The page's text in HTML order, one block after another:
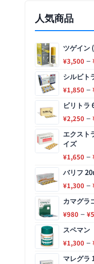
人気商品
ツゲイン
¥3,500 –
シルビト
¥1,850 –
ビリトラ
¥2,250 –
エクスト
イズ
¥1,650 –
バリフ
¥1,300 –
カマグラ
¥980 – ¥
スペマン
¥1,300 –
マレグラ